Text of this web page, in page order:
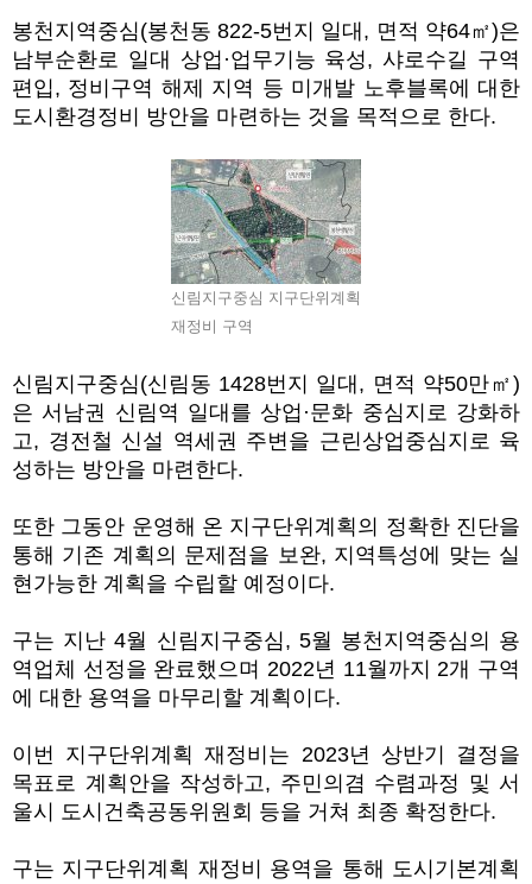
봉천지역중심(봉천동822-5번지 일대 , 면적 약64㎡)은
남부순환로 일대 상업 ·업무기능 육성,샤로수길 구역
편입 , 정비구역 해제 지역 등 미개발 노후블록에 대한
도시환경정비 방안을 마련하는 것을 목적으로 한다.
신림지구중심 지구단위계획
재정비 구역
신림지구중심(신림동 1428번지 일대 , 면적 약50만㎡)
은 서남권 신림역 일대를 상업 ·문화 중심지로 강화하
고, 경전철 신설 역세권 주변을 근린상업중심지로 육
성하는 방안을 마련한다.
또한 그동안 운영해 온 지구단위계획의 정확한 진단을
통해 기존 계획의 문제점을 보완, 지역특성에 맞는 실
현가능한 계획을 수립할 예정이다.
구는 지난4월 신림지구중심, 5월 봉천지역중심의 용
역업체 선정을 완료했으며 2022년 11월까지2개 구역
에 대한 용역을 마무리할 계획이다.
이번 지구단위계획 재정비는 2023년 상반기 결정을
목표로 계획안을 작성하고, 주민의겸 수렴과정 및 서
울시 도시건축공동위원회 등을 거쳐 최종 확정한다.
구는 지구단위계획 재정비 용역을 통해 도시기본계획